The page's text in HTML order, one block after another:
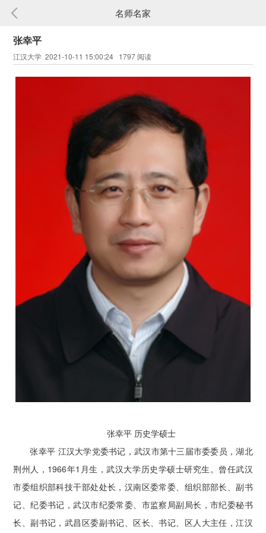
名师名家
张幸平
江汉大学 2021-10-11 15:00:24 1797 阅读
张幸平 历史学硕士
张幸平 江汉大学党委书记，武汉市第十三届市委委员，湖北
荆州人，1966年1月生，武汉大学历史学硕士研究生。曾任武汉
市委组织部科技干部处处长，汉南区委常委、组织部部长、副书
记、纪委书记，武汉市纪委常委、市监察局副局长，市纪委秘书
长、副书记，武昌区委副书记、区长、书记、区人大主任，江汉